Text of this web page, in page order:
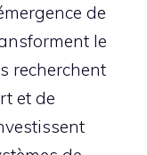
de
le
recherchent
et de